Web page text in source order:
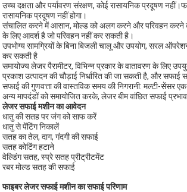
उच्च दक्षता और पर्यावरण संरक्षण, कोई रासायनिक प्रदूषण
रासायनिक प्रदूषण नहीं होगा।
संचालित करने में आसान, मोल्ड को अलग करने और परिवहन करने
के लिए आदर्श है जो परिवहन नहीं कर सकती है।
उपभोग्य सामग्रियों के बिना बिजली चालू और उपयोग, सरल
कर सकती है
समायोज्य लेजर पैरामीटर, विभिन्न प्रकार के वातावरण के लिए
प्रकाश उत्पादन की चौड़ाई निर्धारित की जा सकती है, और सफाई
सफाई की गुणवत्ता की वास्तविक समय की निगरानी: मल्टी-सेंसर
अन्य मापदंडों को समायोजित करके, लेजर बीम वांछित सफाई
लेजर सफाई मशीन का आवेदन
धातु की सतह पर जंग को साफ करें
धातु से पेंटिंग निकालें
सतह का तेल, दाग, गंदगी की सफाई
सतह कोटिंग हटाने
वेल्डिंग सतह, स्प्रे सतह प्रीट्रीटमेंट
रबर मोल्ड सतह की सफाई
फाइबर लेजर सफाई मशीन का सफाई परिणाम